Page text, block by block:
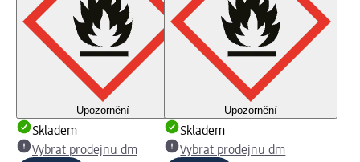
Upozornění
Skladem
Vybrat prodejnu dm
Upozornění
Skladem
Vybrat prodejnu dm